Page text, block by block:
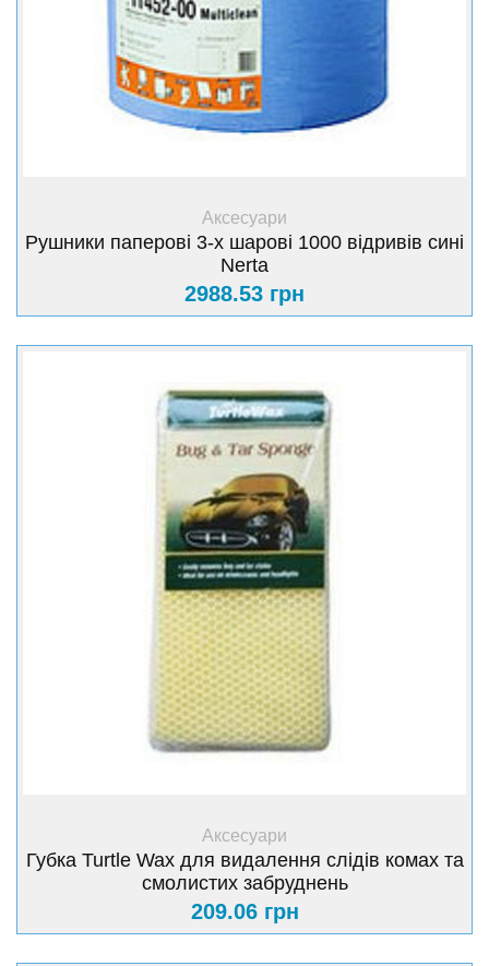
Аксесуари
Рушники паперові 3-х шарові 1000 відривів сині
Nerta
2988.53 грн
Аксесуари
Губка Turtle Wax для видалення слідів комах та
смолистих забруднень
209.06 грн